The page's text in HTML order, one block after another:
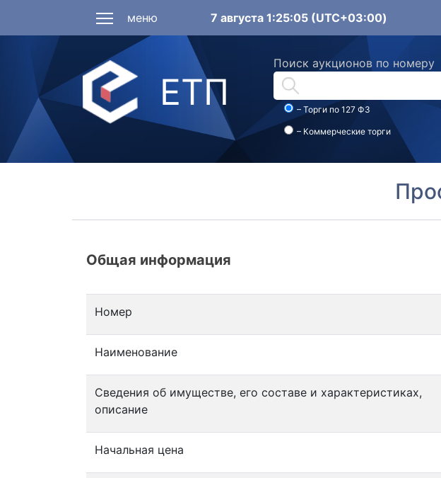
меню 7 августа 1:25:05 (UTC+03:00)
ЕТП
Поиск аукционов по номеру
– Торги по 127 ФЗ
– Коммерческие торги
Общая информация
Номер
Наименование
Сведения об имуществе, его составе и характеристиках,
описание
Начальная цена